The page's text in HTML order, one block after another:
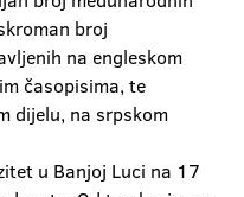
broj
na engleskom
časopisima, te
dijelu, na srpskom
u Banjoj Luci na 17